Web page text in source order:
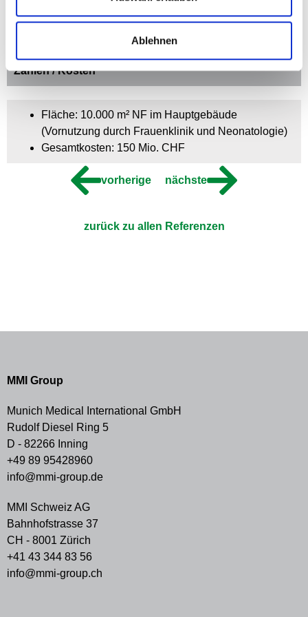
Ablehnen
Zahlen / Kosten
Fläche: 10.000 m² NF im Hauptgebäude
(Vornutzung durch Frauenklinik und Neonatologie)
Gesamtkosten: 150 Mio. CHF
nächste
vorherige
zurück zu allen Referenzen
MMI Group
Munich Medical International GmbH
Rudolf Diesel Ring 5
D - 82266 Inning
+49 89 95428960
info@mmi-group.de
MMI Schweiz AG
Bahnhofstrasse 37
CH - 8001 Zürich
+41 43 344 83 56
info@mmi-group.ch